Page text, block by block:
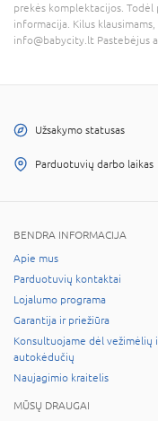
prekės komplektacijos. Todėl
informacija. Kilus
info@babycity.lt Pastebėjus
Užsakymo statusas
Parduotuvių darbo laikas
BENDRA INFORMACIJA
Apie mus
Parduotuvių kontaktai
Lojalumo programa
Garantija ir priežiūra
Konsultuojame dėl vežimėlių
autokėdučių
Naujagimio kraitelis
MŪSŲ DRAUGAI